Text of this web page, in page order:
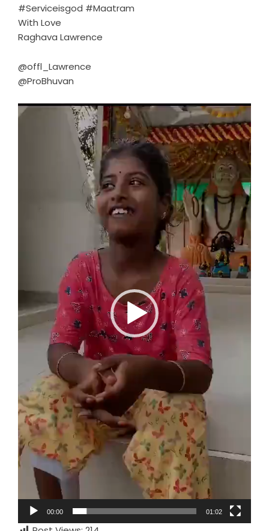
#Serviceisgod #Maatram
With Love
Raghava Lawrence
@offl_Lawrence
@ProBhuvan
Video
00:00 01:02